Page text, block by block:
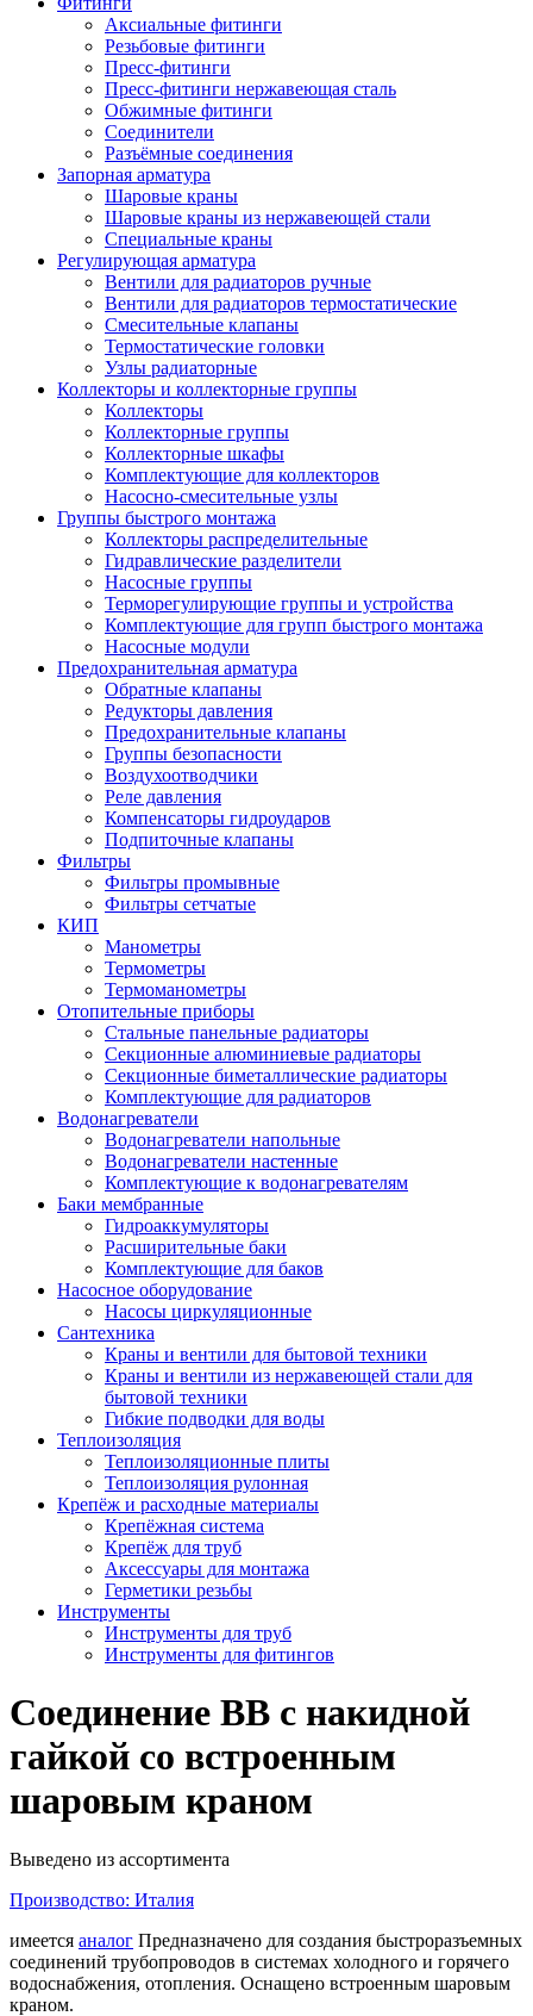
Аксиальные фитинги
Резьбовые фитинги
Пресс-фитинги
Пресс-фитинги нержавеющая сталь
Обжимные фитинги
Соединители
Разъёмные соединения
Запорная арматура
Шаровые краны
Шаровые краны из нержавеющей стали
Специальные краны
Регулирующая арматура
Вентили для радиаторов ручные
Вентили для радиаторов термостатические
Смесительные клапаны
Термостатические головки
Узлы радиаторные
Коллекторы и коллекторные группы
Коллекторы
Коллекторные группы
Коллекторные шкафы
Комплектующие для коллекторов
Насосно-смесительные узлы
Группы быстрого монтажа
Коллекторы распределительные
Гидравлические разделители
Насосные группы
Терморегулирующие группы и устройства
Комплектующие для групп быстрого монтажа
Насосные модули
Предохранительная арматура
Обратные клапаны
Редукторы давления
Предохранительные клапаны
Группы безопасности
Воздухоотводчики
Реле давления
Компенсаторы гидроударов
Подпиточные клапаны
Фильтры
Фильтры промывные
Фильтры сетчатые
КИП
Манометры
Термометры
Термоманометры
Отопительные приборы
Стальные панельные радиаторы
Секционные алюминиевые радиаторы
Секционные биметаллические радиаторы
Комплектующие для радиаторов
Водонагреватели
Водонагреватели напольные
Водонагреватели настенные
Комплектующие к водонагревателям
Баки мембранные
Гидроаккумуляторы
Расширительные баки
Комплектующие для баков
Насосное оборудование
Насосы циркуляционные
Сантехника
Краны и вентили для бытовой техники
Краны и вентили из нержавеющей стали для
бытовой техники
Гибкие подводки для воды
Теплоизоляция
Теплоизоляционные плиты
Теплоизоляция рулонная
Крепёж и расходные материалы
Крепёжная система
Крепёж для труб
Аксессуары для монтажа
Герметики резьбы
Инструменты
Инструменты для труб
Инструменты для фитингов
Соединение ВВ с накидной
гайкой со встроенным
шаровым краном
Выведено из ассортимента
Производство: Италия
имеется аналог Предназначено для создания быстроразъемных
соединений трубопроводов в системах холодного и горячего
водоснабжения, отопления. Оснащено встроенным шаровым
краном.